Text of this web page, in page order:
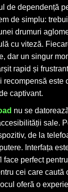
de dependență
de simplu:
drumuri
cu viteză.
dar un singur
rapid și
recompensă este
captivant.
nu se
sale.
de la
Interfața
face perfect
cei care caută
oferă o